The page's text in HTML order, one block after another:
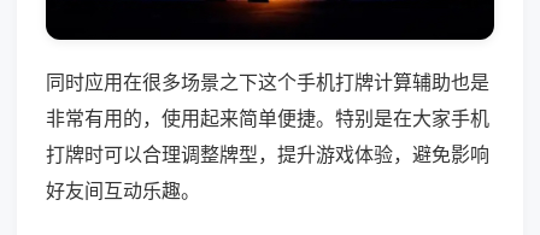
同时应用在很多场景之下这个手机打牌计算辅助也是
非常有用的，使用起来简单便捷。特别是在大家手机
打牌时可以合理调整牌型，提升游戏体验，避免影响
好友间互动乐趣。